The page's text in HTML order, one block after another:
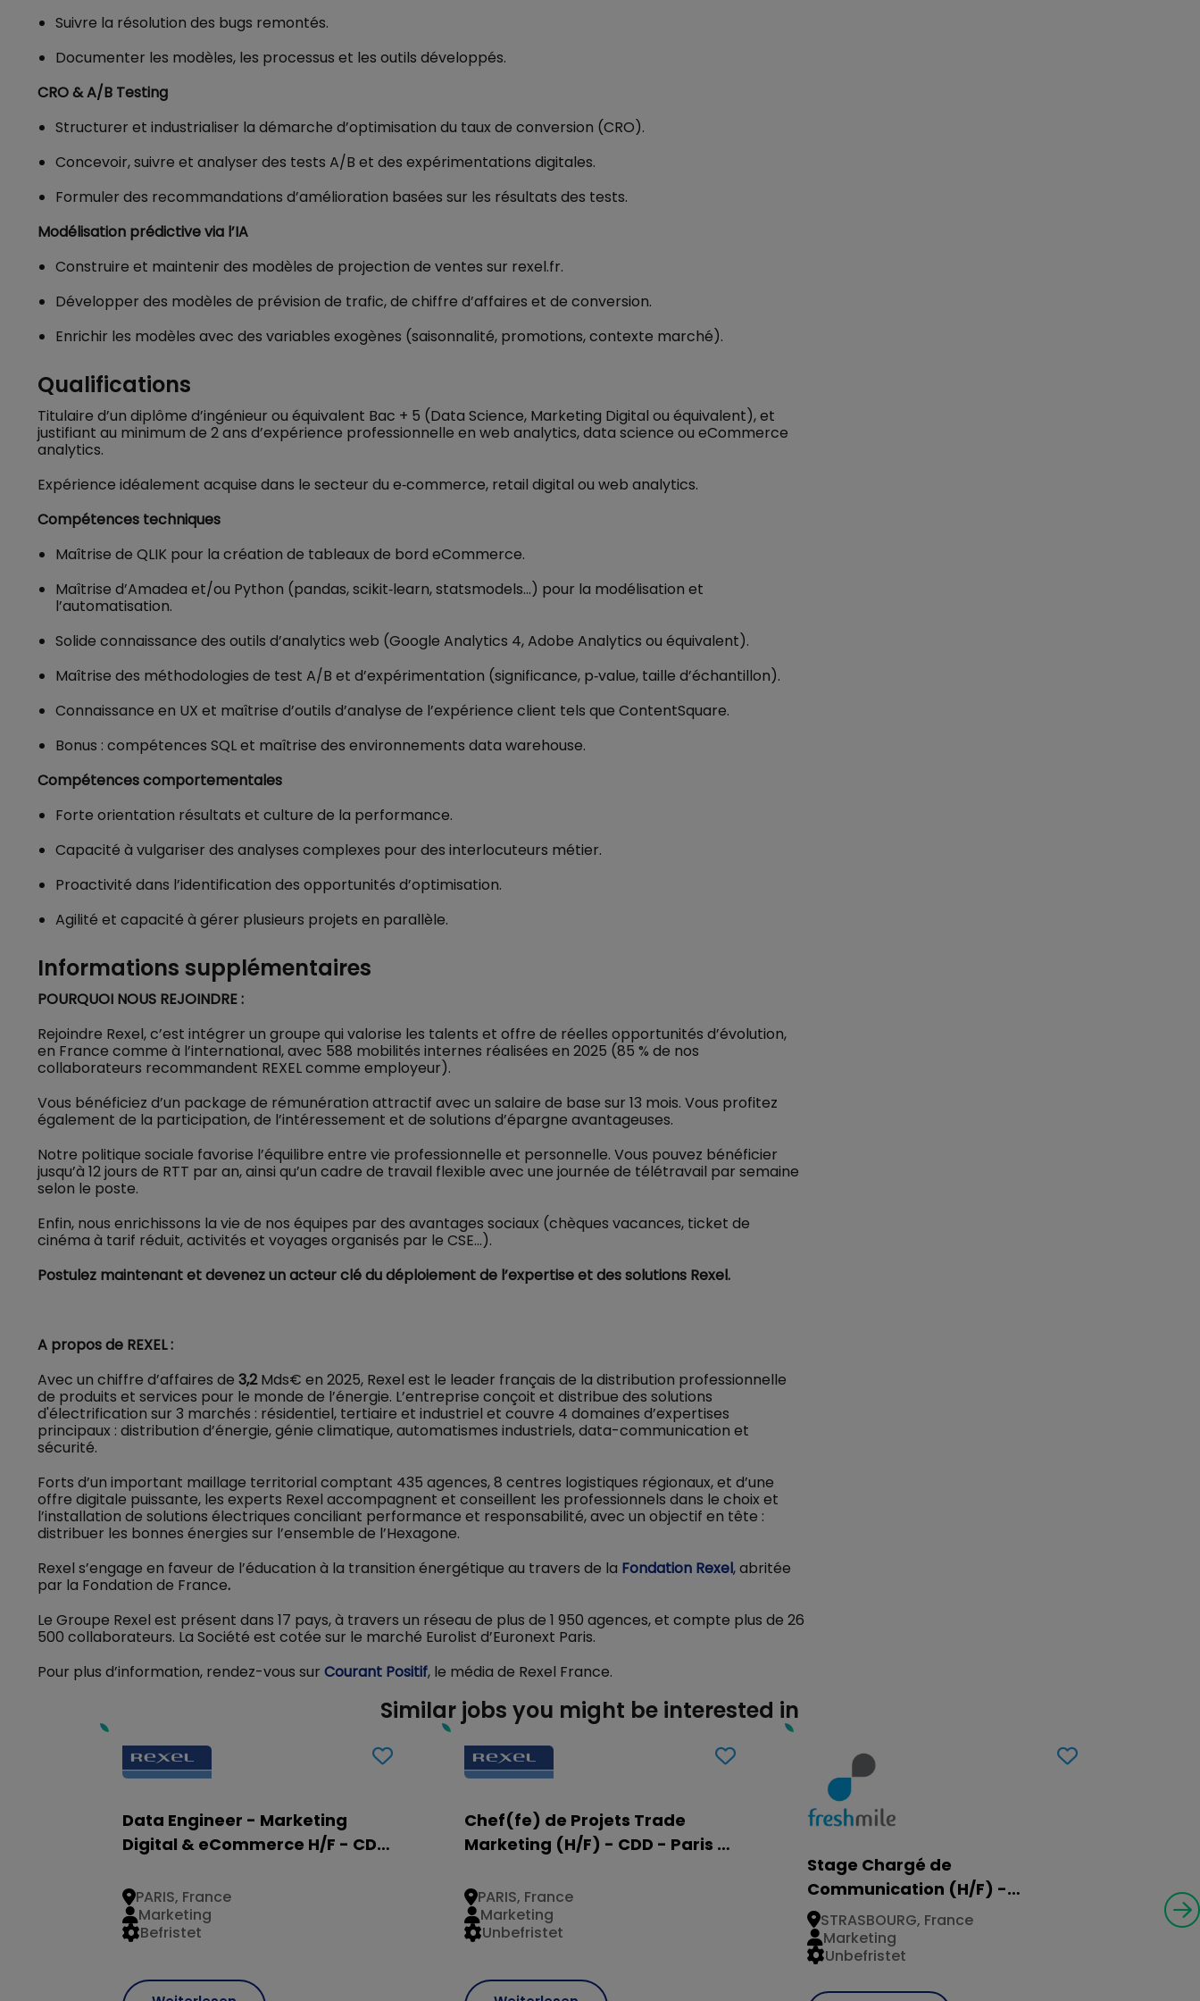
Suivre la résolution des bugs remontés.
Documenter les modèles, les processus et les outils développés.
CRO & A/B Testing
Structurer et industrialiser la démarche d’optimisation du taux de conversion (CRO).
Concevoir, suivre et analyser des tests A/B et des expérimentations digitales.
Formuler des recommandations d’amélioration basées sur les résultats des tests.
Modélisation prédictive via l’IA
Construire et maintenir des modèles de projection de ventes sur rexel.fr.
Développer des modèles de prévision de trafic, de chiffre d’affaires et de conversion.
Enrichir les modèles avec des variables exogènes (saisonnalité, promotions, contexte marché).
Qualifications
Titulaire d’un diplôme d’ingénieur ou équivalent Bac + 5 (Data Science, Marketing Digital ou équivalent), et
justifiant au minimum de 2 ans d’expérience professionnelle en web analytics, data science ou eCommerce
analytics.
Expérience idéalement acquise dans le secteur du e‑commerce, retail digital ou web analytics.
Compétences techniques
Maîtrise de QLIK pour la création de tableaux de bord eCommerce.
Maîtrise d’Amadea et/ou Python (pandas, scikit‑learn, statsmodels…) pour la modélisation et
l’automatisation.
Solide connaissance des outils d’analytics web (Google Analytics 4, Adobe Analytics ou équivalent).
Maîtrise des méthodologies de test A/B et d’expérimentation (significance, p‑value, taille d’échantillon).
Connaissance en UX et maîtrise d’outils d’analyse de l’expérience client tels que ContentSquare.
Bonus : compétences SQL et maîtrise des environnements data warehouse.
Compétences comportementales
Forte orientation résultats et culture de la performance.
Capacité à vulgariser des analyses complexes pour des interlocuteurs métier.
Proactivité dans l’identification des opportunités d’optimisation.
Agilité et capacité à gérer plusieurs projets en parallèle.
Informations supplémentaires
POURQUOI NOUS REJOINDRE :
Rejoindre Rexel, c’est intégrer un groupe qui valorise les talents et offre de réelles opportunités d’évolution,
en France comme à l’international, avec 588 mobilités internes réalisées en 2025 (85 % de nos
collaborateurs recommandent REXEL comme employeur).
Vous bénéficiez d’un package de rémunération attractif avec un salaire de base sur 13 mois. Vous profitez
également de la participation, de l’intéressement et de solutions d’épargne avantageuses.
Notre politique sociale favorise l’équilibre entre vie professionnelle et personnelle. Vous pouvez bénéficier
jusqu’à 12 jours de RTT par an, ainsi qu’un cadre de travail flexible avec une journée de télétravail par semaine
selon le poste.
Enfin, nous enrichissons la vie de nos équipes par des avantages sociaux (chèques vacances, ticket de
cinéma à tarif réduit, activités et voyages organisés par le CSE…).
Postulez maintenant et devenez un acteur clé du déploiement de l’expertise et des solutions Rexel.
A propos de REXEL :
Avec un chiffre d’affaires de 3,2Mds€ en 2025, Rexel est le leader français de la distribution professionnelle
de produits et services pour le monde de l’énergie. L’entreprise conçoit et distribue des solutions
d'électrification sur 3 marchés : résidentiel, tertiaire et industriel et couvre 4 domaines d’expertises
principaux : distribution d’énergie, génie climatique, automatismes industriels, data-communication et
sécurité.
Forts d’un important maillage territorial comptant 435 agences, 8 centres logistiques régionaux, et d’une
offre digitale puissante, les experts Rexel accompagnent et conseillent les professionnels dans le choix et
l’installation de solutions électriques conciliant performance et responsabilité, avec un objectif en tête :
distribuer les bonnes énergies sur l’ensemble de l’Hexagone.
Rexel s’engage en faveur de l’éducation à la transition énergétique au travers de la Fondation Rexel, abritée
par la Fondation de France.
Le Groupe Rexel est présent dans 17 pays, à travers un réseau de plus de 1 950 agences, et compte plus de 26
500 collaborateurs. La Société est cotée sur le marché Eurolist d’Euronext Paris.
Pour plus d’information, rendez-vous sur Courant Positif, le média de Rexel France.
Similar jobs you might be interested in
Data Engineer - Marketing
Digital & eCommerce H/F - CDD
PARIS, France
Befristet
Marketing
Chef(fe) de Projets Trade
Marketing (H/F) - CDD - Paris 17
PARIS, France
Unbefristet
Marketing
Stage Chargé de
Communication (H/F) -
STRASBOURG
STRASBOURG, France
Unbefristet
Marketing